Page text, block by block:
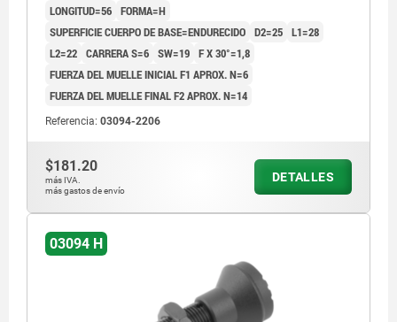
LONGITUD=56 FORMA=H
SUPERFICIE CUERPO DE BASE=ENDURECIDO D2=25 L1=28
L2=22 CARRERA S=6 SW=19 F X 30°=1,8
FUERZA DEL MUELLE INICIAL F1 APROX. N=6
FUERZA DEL MUELLE FINAL F2 APROX. N=14
Referencia: 03094-2206
$181.20
más IVA.
más gastos de envío
DETALLES
03094 H